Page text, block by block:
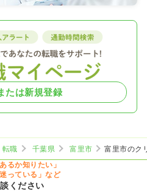
たは新規登録
職 千葉県 富里市
富里市のク
るか知りたい」
っている」など
ください